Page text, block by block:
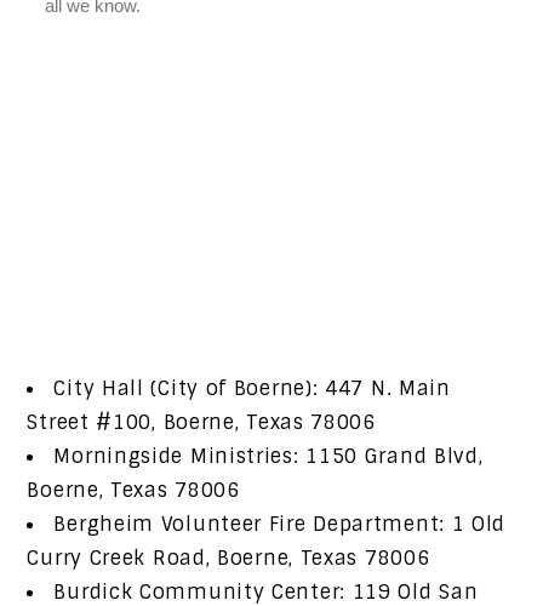
City Hall (City of Boerne): 447 N. Main
Street #100, Boerne, Texas 78006
Morningside Ministries: 1150 Grand Blvd,
Boerne, Texas 78006
Bergheim Volunteer Fire Department: 1 Old
Curry Creek Road, Boerne, Texas 78006
Burdick Community Center: 119 Old San